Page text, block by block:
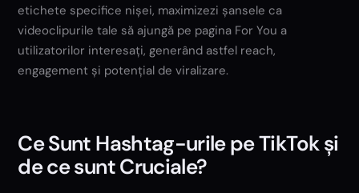
etichete specifice nișei, maximizezi șansele ca
videoclipurile tale să ajungă pe pagina For You a
utilizatorilor interesați, generând astfel reach,
engagement și potențial de viralizare.
Ce Sunt Hashtag-urile pe TikTok și
de ce sunt Cruciale?